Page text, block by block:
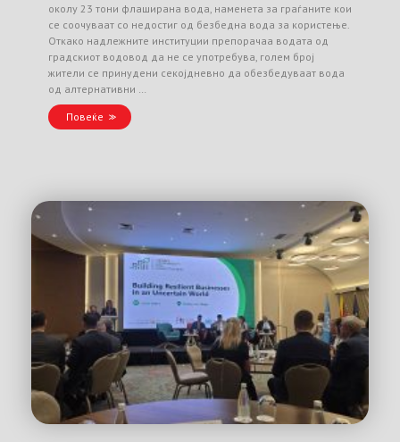
околу 23 тони флаширана вода, наменета за граѓаните кои
се соочуваат со недостиг од безбедна вода за користење.
Откако надлежните институции препорачаа водата од
градскиот водовод да не се употребува, голем број
жители се принудени секојдневно да обезбедуваат вода
од алтернативни …
Повеќе